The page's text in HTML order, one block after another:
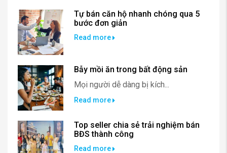
Tự bán căn hộ nhanh chóng qua 5
bước đơn giản
Read more
Bẫy mồi ăn trong bất động sản
Mọi người dễ dàng bị kích...
Read more
Top seller chia sẻ trải nghiệm bán
BĐS thành công
Read more